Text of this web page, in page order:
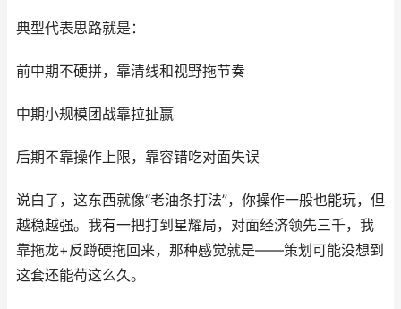
典型代表思路就是：
前中期不硬拼，靠清线和视野拖节奏
中期小规模团战靠拉扯赢
后期不靠操作上限，靠容错吃对面失误
说白了，这东西就像“老油条打法”，你操作一般也能玩，但
越稳越强。我有一把打到星耀局，对面经济领先三千，我
靠拖龙+反蹲硬拖回来，那种感觉就是——策划可能没想到
这套还能苟这么久。